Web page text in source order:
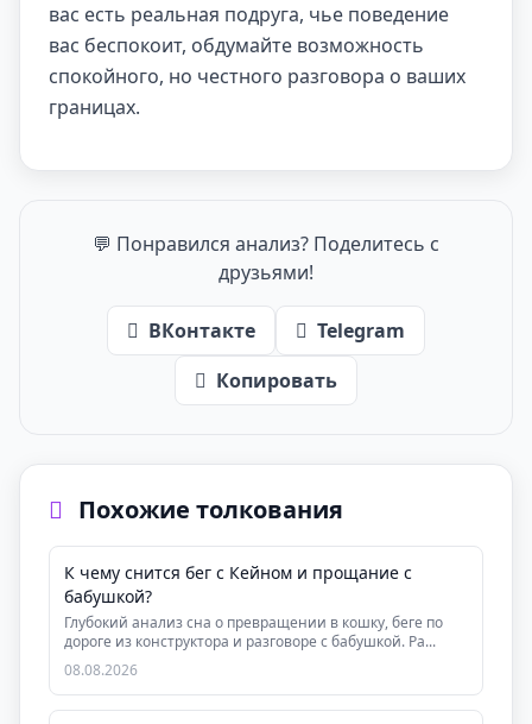
вас есть реальная подруга, чье поведение
вас беспокоит, обдумайте возможность
спокойного, но честного разговора о ваших
границах.
💬 Понравился анализ? Поделитесь с
друзьями!
ВКонтакте
Telegram
Копировать
Похожие толкования
К чему снится бег с Кейном и прощание с
бабушкой?
Глубокий анализ сна о превращении в кошку, беге по
дороге из конструктора и разговоре с бабушкой. Ра...
08.08.2026